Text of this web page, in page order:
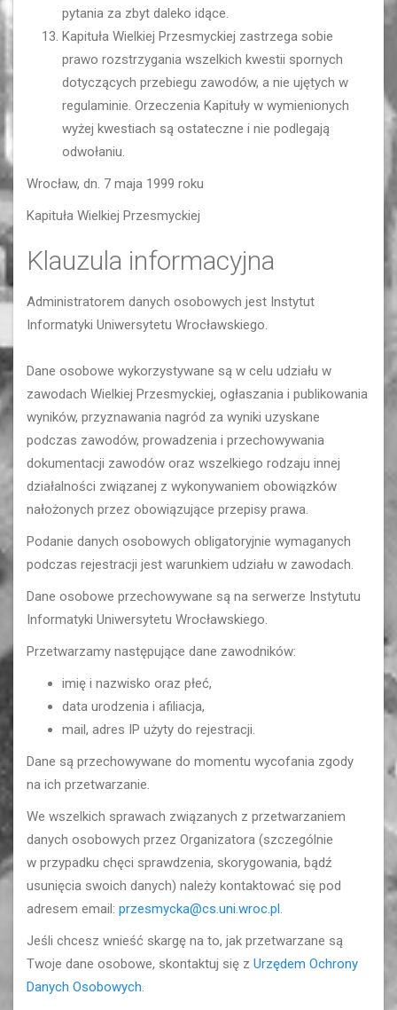
pytania za zbyt daleko idące.
Kapituła Wielkiej Przesmyckiej zastrzega sobie
prawo rozstrzygania wszelkich kwestii spornych
dotyczących przebiegu zawodów, a nie ujętych w
regulaminie. Orzeczenia Kapituły w wymienionych
wyżej kwestiach są ostateczne i nie podlegają
odwołaniu.
Wrocław, dn. 7 maja 1999 roku
Kapituła Wielkiej Przesmyckiej
Klauzula informacyjna
Administratorem danych osobowych jest Instytut
Informatyki Uniwersytetu Wrocławskiego.
Dane osobowe wykorzystywane są w celu udziału w
zawodach Wielkiej Przesmyckiej, ogłaszania i publikowania
wyników, przyznawania nagród za wyniki uzyskane
podczas zawodów, prowadzenia i przechowywania
dokumentacji zawodów oraz wszelkiego rodzaju innej
działalności związanej z wykonywaniem obowiązków
nałożonych przez obowiązujące przepisy prawa.
Podanie danych osobowych obligatoryjnie wymaganych
podczas rejestracji jest warunkiem udziału w zawodach.
Dane osobowe przechowywane są na serwerze Instytutu
Informatyki Uniwersytetu Wrocławskiego.
Przetwarzamy następujące dane zawodników:
imię i nazwisko oraz płeć,
data urodzenia i afiliacja,
mail, adres IP użyty do rejestracji.
Dane są przechowywane do momentu wycofania zgody
na ich przetwarzanie.
We wszelkich sprawach związanych z przetwarzaniem
danych osobowych przez Organizatora (szczególnie
w przypadku chęci sprawdzenia, skorygowania, bądź
usunięcia swoich danych) należy kontaktować się pod
adresem email: przesmycka@cs.uni.wroc.pl.
Jeśli chcesz wnieść skargę na to, jak przetwarzane są
Twoje dane osobowe, skontaktuj się z Urzędem Ochrony
Danych Osobowych.